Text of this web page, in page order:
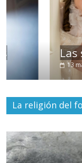
Las series-
13 marzo, 2026
La religión del